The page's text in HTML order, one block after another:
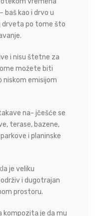
baš kao i drvo u
drveta po tome što
i nisu štetne za
možete biti
niskom emisijom
na- jčešće se
terase, bazene,
i planinske
je veliku
i dugotrajan
prostoru.
kompozita je da mu